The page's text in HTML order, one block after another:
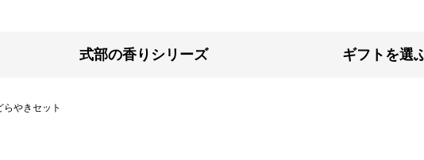
式部の香りシリーズ ギフトを選
やきセット